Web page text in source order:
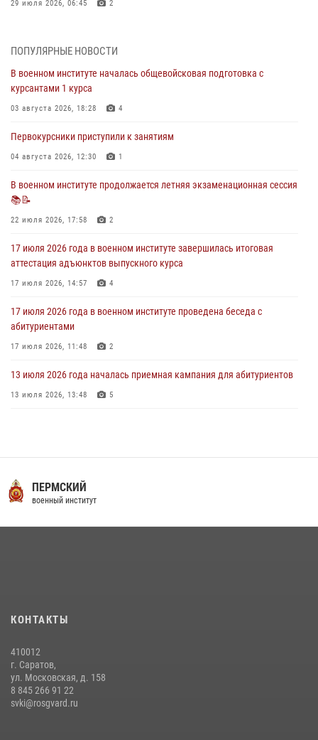
29 июля 2026, 06:45 2
экзамен по вождению
28 июля 2026 года в военном институте организована беседа и
праздничный молебен
В военном институте завершается летняя экзаменационная сессия
27 июля 2026 года в военном институте поощрены курсанты
27 июля 2026, 10:45
ПОПУЛЯРНЫЕ НОВОСТИ
В военном институте началась общевойсковая подготовка с
курсантами 1 курса
03 августа 2026, 18:28 4
Первокурсники приступили к занятиям
04 августа 2026, 12:30 1
В военном институте продолжается летняя экзаменационная сессия
📚📝
22 июля 2026, 17:58 2
17 июля 2026 года в военном институте завершилась итоговая
аттестация адъюнктов выпускного курса
17 июля 2026, 14:57 4
17 июля 2026 года в военном институте проведена беседа с
абитуриентами
17 июля 2026, 11:48 2
13 июля 2026 года началась приемная кампания для абитуриентов
13 июля 2026, 13:48 5
16 июля 2026, 12:29 3
29 июля 2026 года курсанты военного института успешно сдали
экзамен по вождению
ПЕРМСКИЙ
военный институт
КОНТАКТЫ
410012
г. Саратов,
ул. Московская, д. 158
8 845 266 91 22
svki@rosgvard.ru